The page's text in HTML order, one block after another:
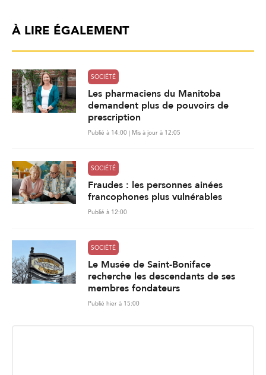
À LIRE ÉGALEMENT
SOCIÉTÉ
Les pharmaciens du Manitoba
demandent plus de pouvoirs de
prescription
Publié à 14:00 | Mis à jour à 12:05
SOCIÉTÉ
Fraudes : les personnes ainées
francophones plus vulnérables
Publié à 12:00
SOCIÉTÉ
Le Musée de Saint-Boniface
recherche les descendants de ses
membres fondateurs
Publié hier à 15:00